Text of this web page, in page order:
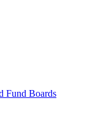
Fund Boards